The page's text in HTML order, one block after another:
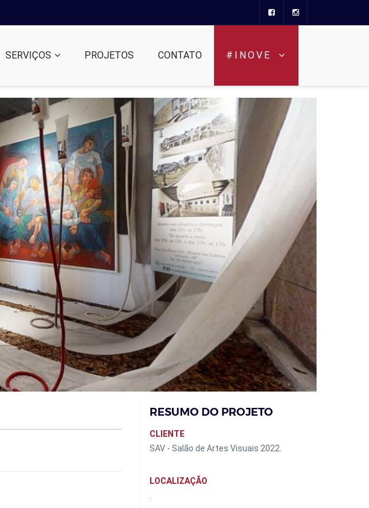
SERVIÇOS PROJETOS CONTATO #INOVE
RESUMO DO PROJETO
CLIENTE
SAV - Salão de Artes Visuais 2022.
LOCALIZAÇÃO